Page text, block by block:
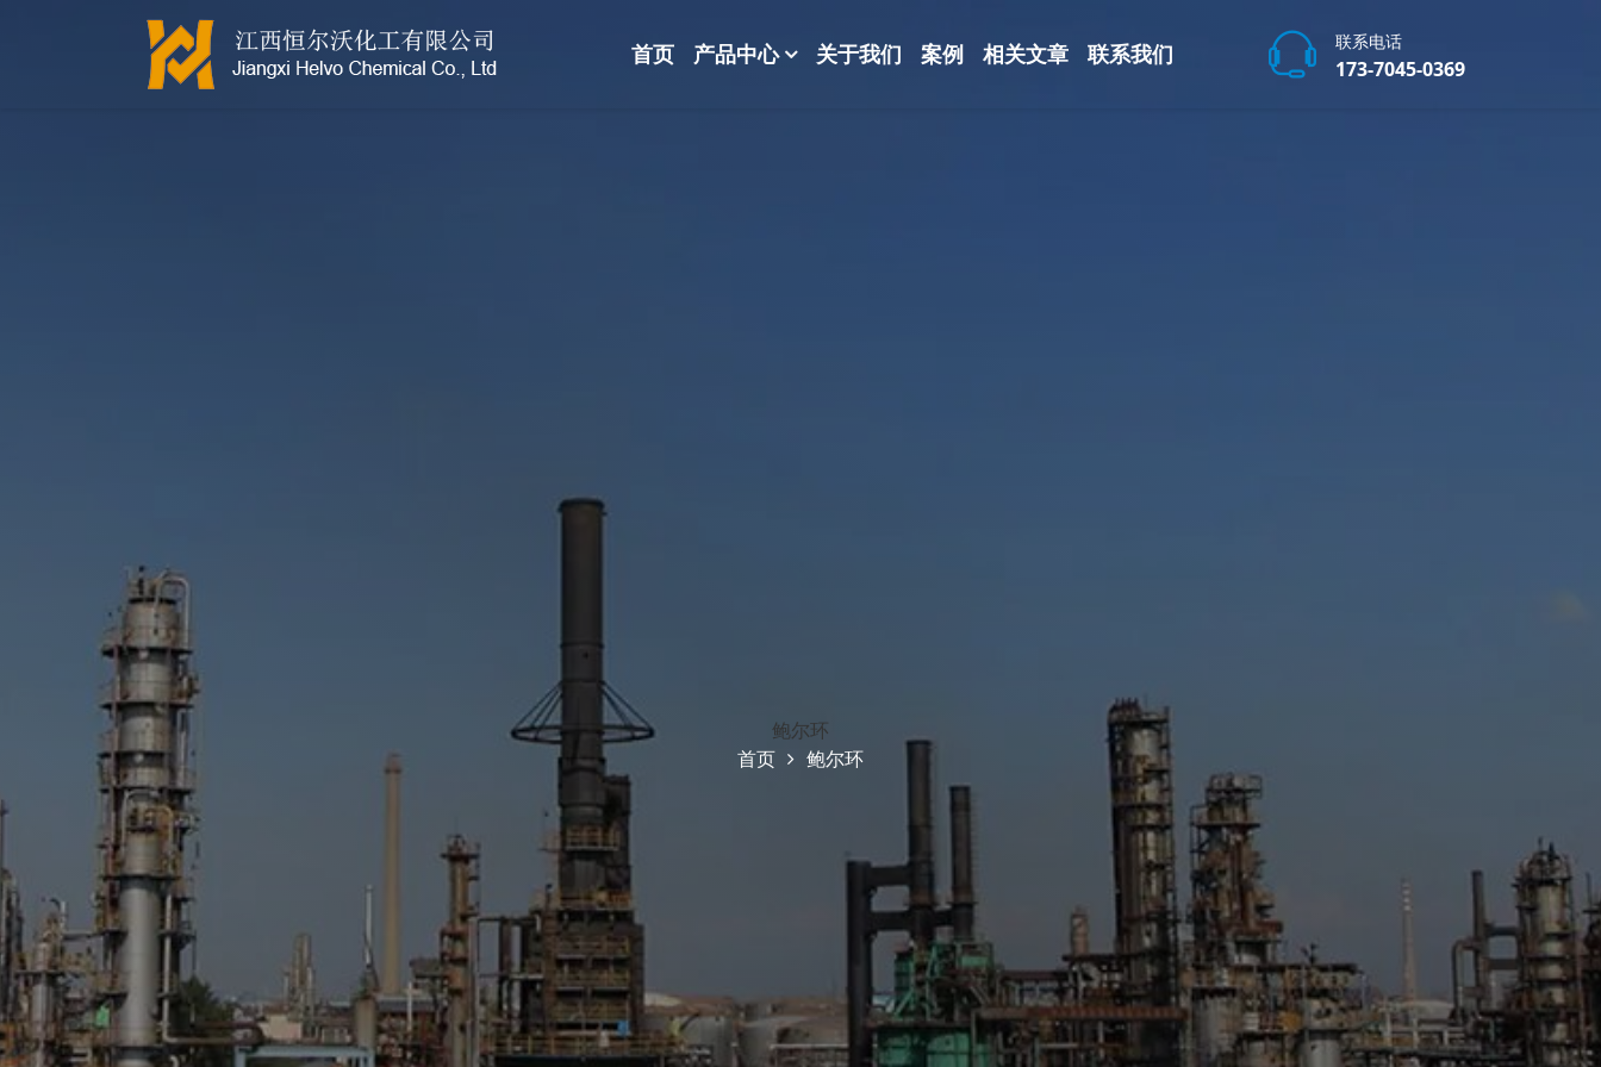
首页 产品中心 关于我们 案例 相关文章 联系我们 联系电话
173-7045-0369
鲍尔环
首页
鲍尔环